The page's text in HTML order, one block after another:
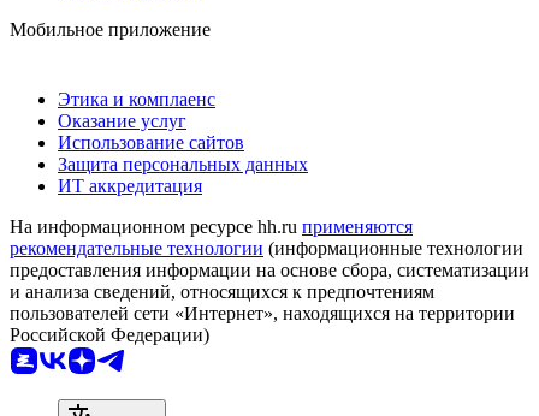
Мобильное приложение
Этика и комплаенс
Оказание услуг
Использование сайтов
Защита персональных данных
ИТ аккредитация
На информационном ресурсе hh.ru применяются
рекомендательные технологии (информационные технологии
предоставления информации на основе сбора, систематизации
и анализа сведений, относящихся к предпочтениям
пользователей сети «Интернет», находящихся на территории
Российской Федерации)